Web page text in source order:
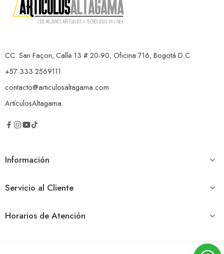
CC. San Façon, Calle 13 # 20-90, Oficina 716, Bogotá D.C
+57 333 2569111
contacto@articulosaltagama.com
ArtículosAltagama
Información
Servicio al Cliente
Horarios de Atención